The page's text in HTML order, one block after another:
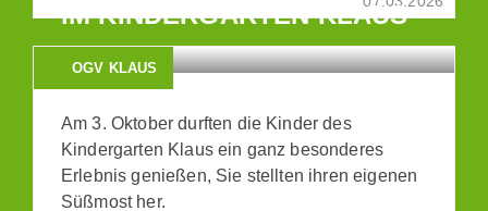
M KINDERGARTEN KLAUS
OGV KLAUS
Am 3. Oktober durften die Kinder des
Kindergarten Klaus ein ganz besonderes
Erlebnis genießen, Sie stellten ihren eigenen
Süßmost her.